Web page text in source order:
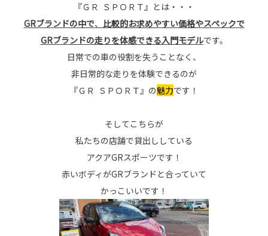
『ＧＲ ＳＰＯＲＴ』とは・・・
GRブランドの中で、 比較的お求めやすい価格やスペックで
GRブランドの走りを体感できる入門モデルです。
日常での車の役割を失うことなく、
非日常的な走りを体験できるのが
『ＧＲ ＳＰＯＲＴ』の魅力です！
そしてこちらが
私たちの店舗で貸出ししている
アクアGRスポーツです！
赤いボディがGRブランドと合っていて
かっこいいです！